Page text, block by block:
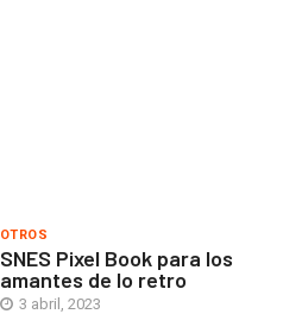
OTROS
SNES Pixel Book para los
amantes de lo retro
3 abril, 2023